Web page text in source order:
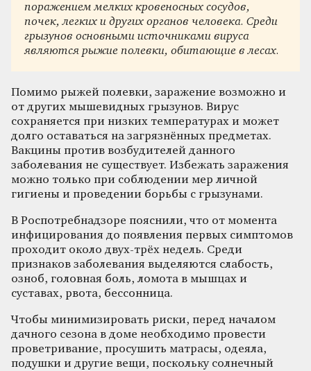
поражением мелких кровеносных сосудов,
почек, легких и других органов человека. Среди
грызунов основными источниками вируса
являются рыжие полевки, обитающие в лесах.
Помимо рыжей полевки, заражение возможно и
от других мышевидных грызунов. Вирус
сохраняется при низких температурах и может
долго оставаться на загрязнённых предметах.
Вакцины против возбудителей данного
заболевания не существует. Избежать заражения
можно только при соблюдении мер личной
гигиены и проведении борьбы с грызунами.
В Роспотребнадзоре пояснили, что от момента
инфицирования до появления первых симптомов
проходит около двух-трёх недель. Среди
признаков заболевания выделяются слабость,
озноб, головная боль, ломота в мышцах и
суставах, рвота, бессонница.
Чтобы минимизировать риски, перед началом
дачного сезона в доме необходимо провести
проветривание, просушить матрасы, одеяла,
подушки и другие вещи, поскольку солнечный